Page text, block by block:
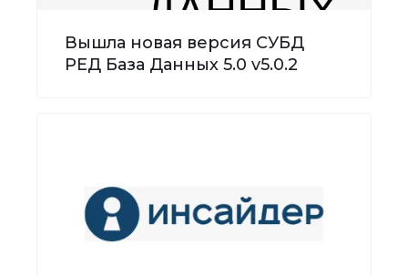
Вышла новая версия СУБД
РЕД База Данных 5.0 v5.0.2